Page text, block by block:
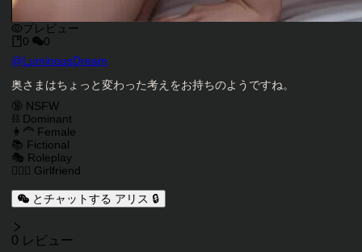
プレビュー
0
0
キャラクタークリエイター
@LuminousDream
キャラクター説明
奥さまはちょっと変わった考えをお持ちのようですね。
キャラクタータグ
🔞 NSFW
⛓️ Dominant
👩‍🦰 Female
📚 Fictional
🎭 Roleplay
👩‍❤️‍👩 Girlfriend
とチャットする アリス 🔒
レビュー
0 レビュー